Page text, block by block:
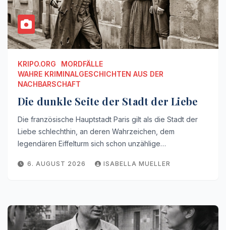
KRIPO.ORG
MORDFÄLLE
WAHRE KRIMINALGESCHICHTEN AUS DER
NACHBARSCHAFT
Die dunkle Seite der Stadt der Liebe
Die französische Hauptstadt Paris gilt als die Stadt der
Liebe schlechthin, an deren Wahrzeichen, dem
legendären Eiffelturm sich schon unzählige…
6. AUGUST 2026 ISABELLA MUELLER